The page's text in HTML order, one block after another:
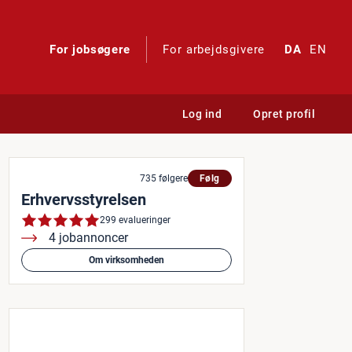
For jobsøgere For arbejdsgivere DA EN
Log ind Opret profil
udviklingsteam?
735 følgere Følg
Erhvervsstyrelsen
299 evalueringer
4 jobannoncer
Om virksomheden